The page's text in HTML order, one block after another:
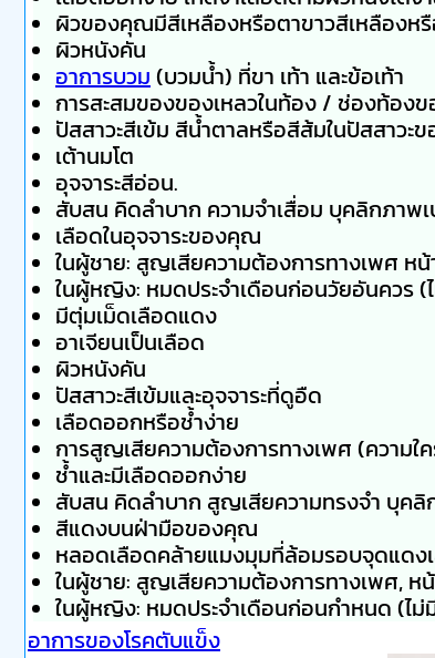
ผิวของคุณมีสีเหลืองหรือตาขาวสีเหลืองหรื
ผิวหนังคัน
อาการบวม (บวมน้ำ) ที่ขา เท้า และข้อเท้า
การสะสมของของเหลวในท้อง / ช่องท้อง
ปัสสาวะสีเข้ม สีน้ำตาลหรือสีส้มในปัสสาวะ
เต้านมโต
อุจจาระสีอ่อน.
สับสน คิดลำบาก ความจำเสื่อม บุคลิกภาพ
เลือดในอุจจาระของคุณ
ในผู้ชาย: สูญเสียความต้องการทางเพศ
ในผู้หญิง: หมดประจำเดือนก่อนวัยอันควร (
มีตุ่มเม็ดเลือดแดง
อาเจียนเป็นเลือด
ผิวหนังคัน
ปัสสาวะสีเข้มและอุจจาระที่ดูอืด
เลือดออกหรือช้ำง่าย
การสูญเสียความต้องการทางเพศ (ความใ
ช้ำและมีเลือดออกง่าย
สับสน คิดลำบาก สูญเสียความทรงจำ บุคลิ
สีแดงบนฝ่ามือของคุณ
หลอดเลือดคล้ายแมงมุมที่ล้อมรอบจุดแด
ในผู้ชาย: สูญเสียความต้องการทางเพศ,
ในผู้หญิง: หมดประจำเดือนก่อนกำหนด (ไม่
อาการของโรคตับแข็ง